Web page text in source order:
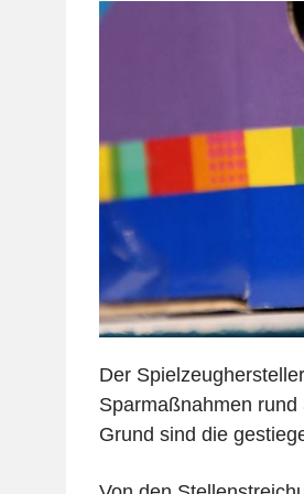
Der
Sparmaßnahmen
Grund sind die